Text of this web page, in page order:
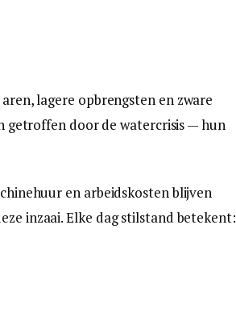
lagere opbrengsten en zware
getroffen door de watercrisis — hun
en arbeidskosten blijven
inzaai. Elke dag stilstand betekent: